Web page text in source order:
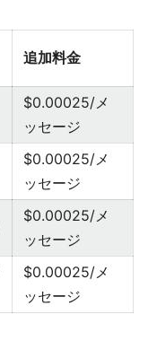
追加料金
$0.00025/メ
ッセージ
$0.00025/メ
ッセージ
$0.00025/メ
ッセージ
$0.00025/メ
ッセージ